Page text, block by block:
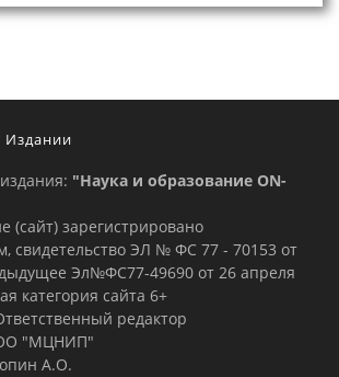
Издании
"Наука и образование ON-
(сайт) зарегистрировано
свидетельство ЭЛ № ФС 77 - 70153 от
Эл№ФC77-49690 от 26 апреля
категория сайта 6+
редактор
"МЦНИП"
А.О.